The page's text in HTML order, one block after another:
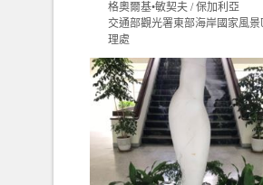
格奧爾基•敏契夫 / 保加利亞
交通部觀光署東部海岸國家風景
理處